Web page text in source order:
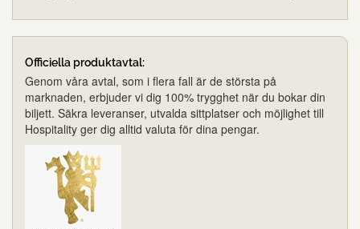
Officiella produktavtal:
Genom våra avtal, som i flera fall är de största på
marknaden, erbjuder vi dig 100% trygghet när du bokar din
biljett. Säkra leveranser, utvalda sittplatser och möjlighet till
Hospitality ger dig alltid valuta för dina pengar.